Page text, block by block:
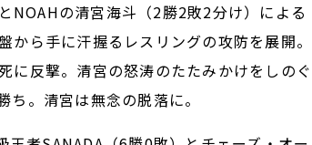
の清宮海斗（2勝2敗2分け）による
から手に汗握るレスリングの攻防を展開。
に反撃。清宮の怒涛のたたみかけをしのぐ
。清宮は無念の脱落に。